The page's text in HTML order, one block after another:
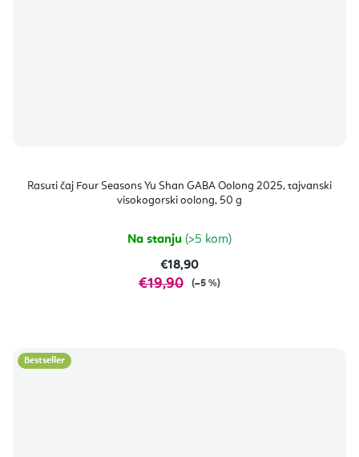
Rasuti čaj Four Seasons Yu Shan GABA Oolong 2025, tajvanski
visokogorski oolong, 50 g
Na stanju (>5 kom)
€18,90
€19,90 (–5 %)
Bestseller